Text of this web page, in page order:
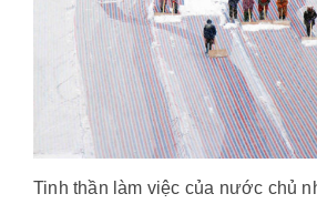
Tinh thần làm việc của nước chủ